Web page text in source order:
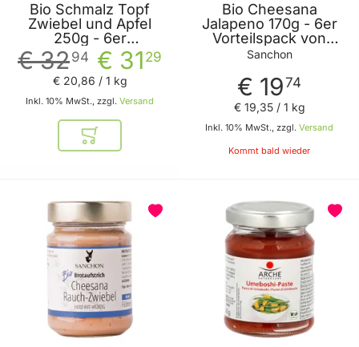
Bio Schmalz Topf
Zwiebel und Apfel
250g - 6er
Vorteilspack von
Tartex€ 31 29
€ 3294
Inkl. 10% MwSt., zzgl. Versand
€ 20,86 / 1 kg
In den Warenkorb
Bio Cheesana
Jalapeno 170g - 6er
Vorteilspack von
Sanchon
Sanchon
€ 1974
Inkl. 10% MwSt., zzgl. Versand
€ 19,35/ 1 kg
Kommt bald wieder